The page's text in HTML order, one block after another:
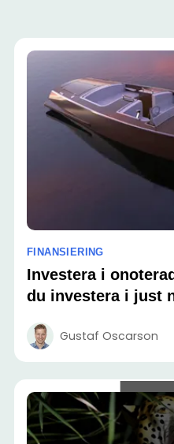
FINANSIERING
Investera i
du investera i just
Gustaf Oscarson